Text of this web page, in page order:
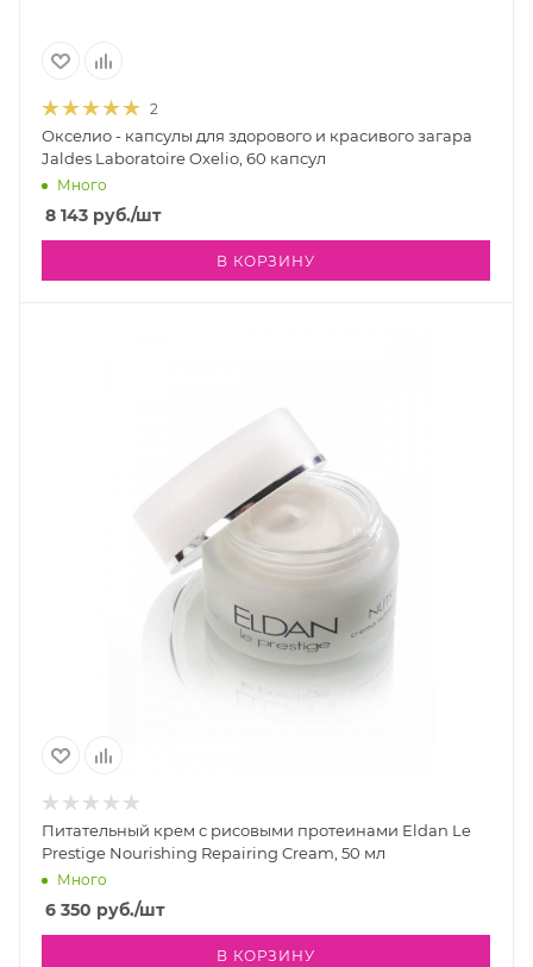
2
Окселио - капсулы для здорового и красивого загара
Jaldes Laboratoire Oxelio, 60 капсул
Много
8 143 руб./шт
В КОРЗИНУ
Питательный крем с рисовыми протеинами Eldan Le
Prestige Nourishing Repairing Cream, 50 мл
Много
6 350 руб./шт
В КОРЗИНУ